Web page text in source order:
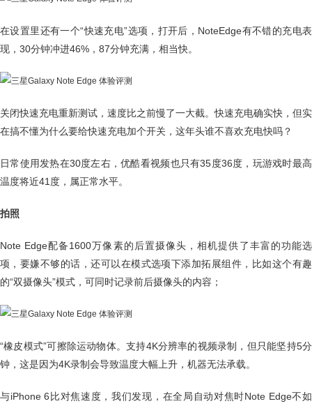
在设置里还有一个“快速充电”选项，打开后，NoteEdge有不错的充电表
现，30分钟冲进46%，87分钟充满，相当快。
关闭快速充电重新测试，速度比之前慢了一大截。快速充电确实快，但实
在搞不懂为什么要给快速充电加个开关，这年头谁不喜欢充电快吗？
日常使用发热在30度左右，优酷看视频也只有35度36度，玩游戏时最高
温度将近41度，属正常水平。
拍照
Note Edge配备1600万像素的后置摄像头，相机提供了丰富的功能选
项，要嫌不够的话，还可以在模式选项下添加拓展组件，比如这个有趣
的“双摄像头”模式，可同时记录前后摄像头的内容；
“橡皮模式”可擦除运动物体。支持4K分辨率的视频录制，但只能坚持5分
钟，这是因为4K录制会导致温度大幅上升，机器无法承载。
与iPhone 6比对焦速度，我们发现，在全局自动对焦时Note Edge不如